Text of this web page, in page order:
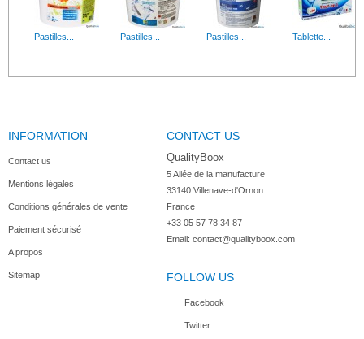
Pastilles... Pastilles... Pastilles... Tablette...
INFORMATION
Contact us
Mentions légales
Conditions générales de vente
Paiement sécurisé
A propos
Sitemap
CONTACT US
QualityBoox
5 Allée de la manufacture
33140 Villenave-d'Ornon
France
+33 05 57 78 34 87
Email: contact@qualityboox.com
FOLLOW US
Facebook
Twitter